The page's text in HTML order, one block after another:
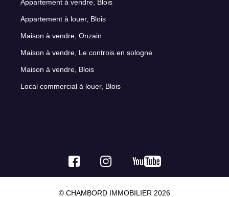
Appartement à vendre, Blois
Appartement à louer, Blois
Maison à vendre, Onzain
Maison à vendre, Le controis en sologne
Maison à vendre, Blois
Local commercial à louer, Blois
© CHAMBORD IMMOBILIER 2026